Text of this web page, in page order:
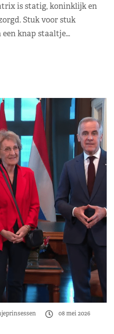
is statig, koninklijk en
Stuk voor stuk
een knap staaltje…
08 mei 2026